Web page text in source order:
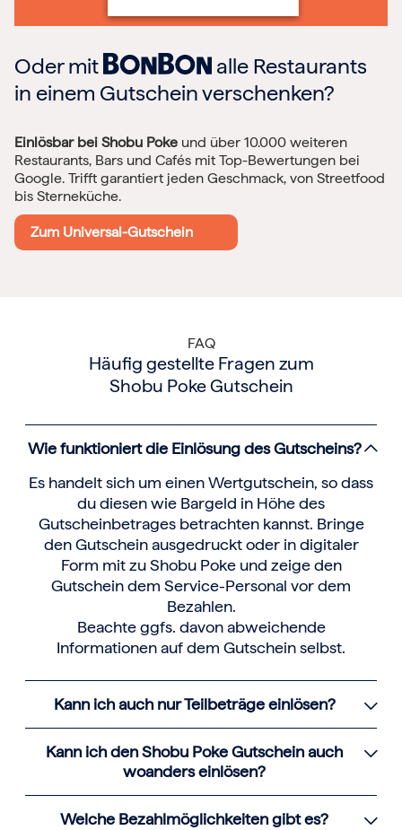
Oder mit
alle Restaurants
in einem Gutschein verschenken?
Einlösbar bei Shobu Poke und über 10.000 weiteren
Restaurants, Bars und Cafés mit Top-Bewertungen bei
Google. Trifft garantiert jeden Geschmack, von Streetfood
bis Sterneküche.
Zum Universal-Gutschein
FAQ
Häufig gestellte Fragen zum
Shobu Poke Gutschein
Wie funktioniert die Einlösung des Gutscheins?
Es handelt sich um einen Wertgutschein, so dass
du diesen wie Bargeld in Höhe des
Gutscheinbetrages betrachten kannst. Bringe
den Gutschein ausgedruckt oder in digitaler
Form mit zu Shobu Poke und zeige den
Gutschein dem Service-Personal vor dem
Bezahlen.
Beachte ggfs. davon abweichende
Informationen auf dem Gutschein selbst.
Kann ich auch nur Teilbeträge einlösen?
Kann ich den Shobu Poke Gutschein auch
woanders einlösen?
Welche Bezahlmöglichkeiten gibt es?